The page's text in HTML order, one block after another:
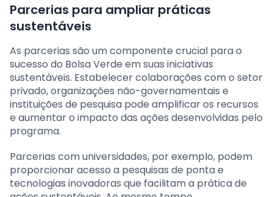
Parcerias para ampliar práticas
sustentáveis
As parcerias são um componente crucial para o
sucesso do Bolsa Verde em suas iniciativas
sustentáveis. Estabelecer colaborações com o setor
privado, organizações não-governamentais e
instituições de pesquisa pode amplificar os recursos
e aumentar o impacto das ações desenvolvidas pelo
programa.
Parcerias com universidades, por exemplo, podem
proporcionar acesso a pesquisas de ponta e
tecnologias inovadoras que facilitam a prática de